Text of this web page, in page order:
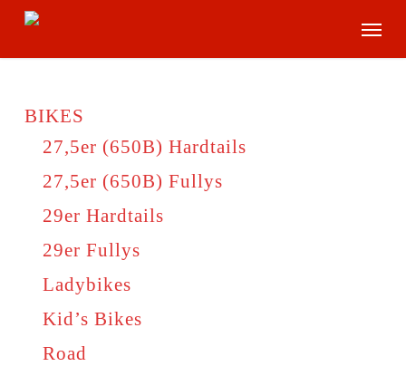
Skip
Menu
BIKES
27,5er (650B) Hardtails
27,5er (650B) Fullys
29er Hardtails
29er Fullys
Ladybikes
Kid’s Bikes
Road